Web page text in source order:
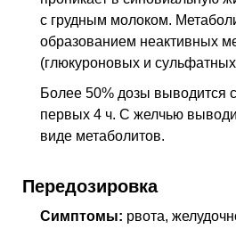
с грудным молоком.
образованием неактивных
(глюкуроновых и
Более 50% дозы выводится
первых 4 ч. С желчью
виде метаболитов.
Передозировка
Симптомы: рвота,